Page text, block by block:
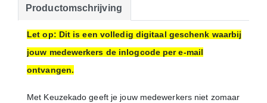
Productomschrijving
Let op: Dit is een volledig digitaal geschenk waarbij
jouw medewerkers de inlogcode per e-mail
ontvangen.
Met Keuzekado geeft je jouw medewerkers niet zomaar